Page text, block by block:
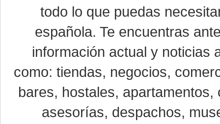
todo lo que puedas
española. Te encuentras
información actual y noticias
como: tiendas, negocios,
bares, hostales,
asesorías, despachos,